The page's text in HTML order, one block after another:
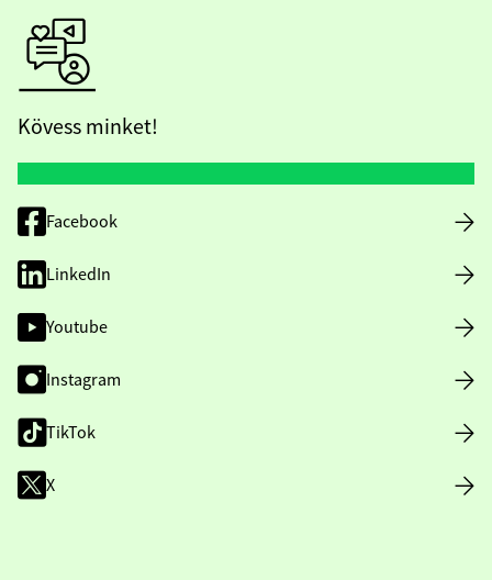
Kövess minket!
Facebook
LinkedIn
Youtube
Instagram
TikTok
X